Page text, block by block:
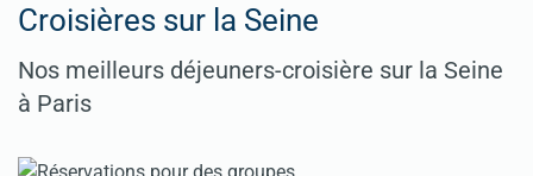
Croisières sur la Seine
Nos meilleurs déjeuners-croisière sur la Seine
à Paris